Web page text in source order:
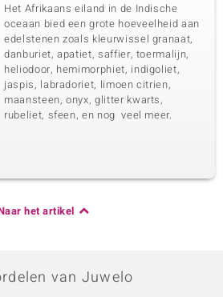
Het Afrikaans eiland in de Indische
oceaan bied een grote hoeveelheid aan
edelstenen zoals kleurwissel granaat,
danburiet, apatiet, saffier, toermalijn,
heliodoor, hemimorphiet, indigoliet,
jaspis, labradoriet, limoen citrien,
maansteen, onyx, glitter kwarts,
rubeliet, sfeen, en nog veel meer.
het artikel
van Juwelo